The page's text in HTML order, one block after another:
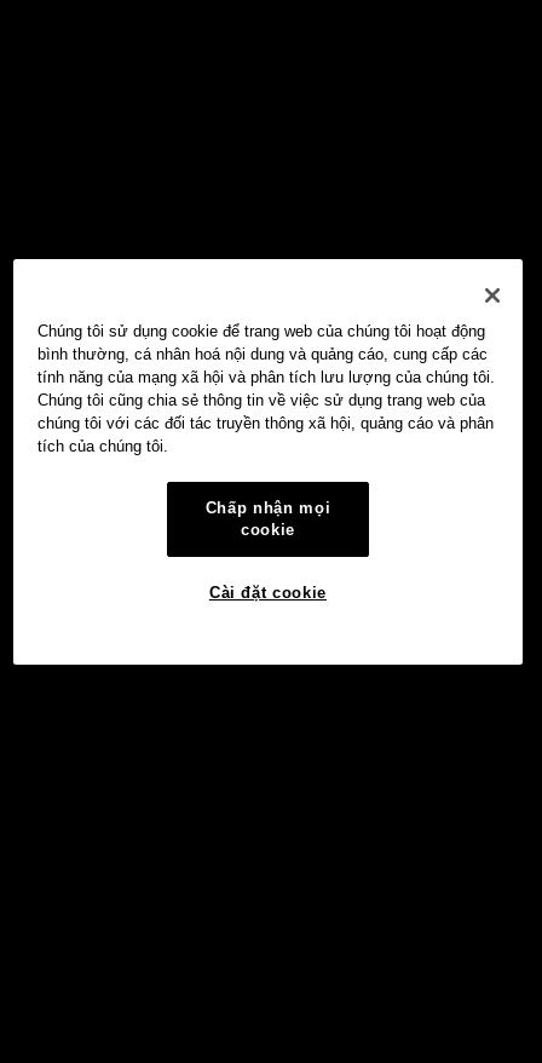
Chúng tôi sử dụng cookie để trang web của chúng tôi hoạt động
bình thường, cá nhân hoá nội dung và quảng cáo, cung cấp các
tính năng của mạng xã hội và phân tích lưu lượng của chúng tôi.
Chúng tôi cũng chia sẻ thông tin về việc sử dụng trang web của
chúng tôi với các đối tác truyền thông xã hội, quảng cáo và phân
tích của chúng tôi.
Chấp nhận mọi
cookie
Cài đặt cookie